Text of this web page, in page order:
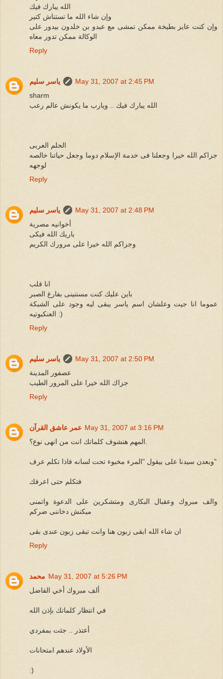
الله يبارك فيك
وإن شاء الله ما تستناش كتير
وإن كنت عايز بطيخة ممكن تمشى مع عبدو بن خلدون بيدور على
الوكالة ممكن تدور معاه
Reply
ياسر سليم
May 31, 2007 at 2:45 PM
sharm
الله يبارك فيك .. ويارب ما يكونش عالم رعب
الحلم العربى
جزاكم الله خيرا وجعلنا فى خدمة الإسلام دوما وجعل حياتنا خالصه
لوجهه
Reply
ياسر سليم
May 31, 2007 at 2:48 PM
أخوانيه مصرية
باريك الله فيكى
وجزاكم الله خيرا على مرورك الكريم
انا قلب
باين عليك كنت مستنينى بفارغ الصبر
عموما انا جيت وعلشان اسم ياسر يبقى ليه وجود على الشبكة
العنكبوتيه :)
Reply
ياسر سليم
May 31, 2007 at 2:50 PM
عصفور المدينة
جزاك الله خيرا على المرور الطيب
Reply
عمر عاشق القرآن May 31, 2007 at 3:16 PM
وبعدن سيدنا على بيقول "المرء مخبوء تحت لسانه فاذا تكلم عرف"
فتكلم حتى اعرفك
والف مبروك وعقبال البكارى ومتشكرين على الدعوة واتمنى
ميكنش دخاننى ضركم
ان شاء الله ابقى زبون هنا وانت تبقى زبون عندى بقى
Reply
محمد May 31, 2007 at 5:26 PM
ألف مبروك أخي الفاضل
في انتظار كلماتك بإذن الله
أعتذر .. جئت بمفردي
الأولاد عندهم امتحانات
:)